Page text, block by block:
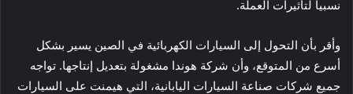
نسبيا لتأثيرات العملة.
وأقر بأن التحول إلى السيارات الكهربائية في الصين يسير بشكل
أسرع من المتوقع، وأن شركة هوندا مشغولة بتعديل إنتاجها. تواجه
جميع شركات صناعة السيارات اليابانية، التي هيمنت على السيارات